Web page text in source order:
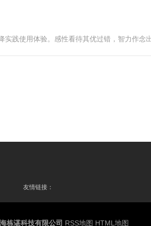
践使用体验。感性看待其优过错，智力作念
友情链接：
海栋谌科技有限公司 RSS地图 HTML地图